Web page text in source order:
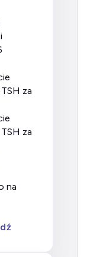
za
za